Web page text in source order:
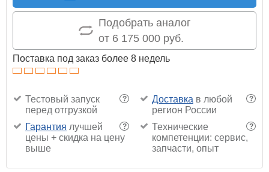
Подобрать аналог
от 6 175 000 руб.
Поставка под заказ более 8 недель
?
Тестовый запуск
перед отгрузкой
?
Доставка в любой
регион России
?
Гарантия лучшей
цены + скидка на цену
выше
?
Технические
компетенции: сервис,
запчасти, опыт